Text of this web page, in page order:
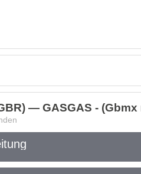
— GASGAS -